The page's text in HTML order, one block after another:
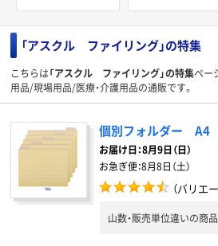
「アスクル ファイリング」の特集
こちらは「アスクル ファイリング」の特集ペー
用品/現場用品/医療・介護用品の通販です。
個別フォルダー
お届け日：8月9日（日）
お急ぎ便：8月8日（土）
（バリエ
山数・販売単位違いの商